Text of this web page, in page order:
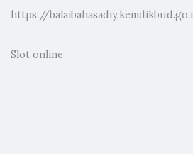
https://
Slot online